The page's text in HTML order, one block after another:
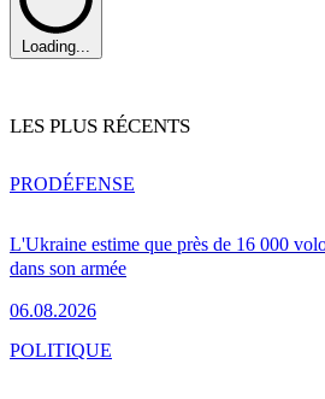
Loading...
LES PLUS RÉCENTS
L'Ukraine estime que près de 16 000
dans son armée
06.08.2026
PRODÉFENSE
POLITIQUE